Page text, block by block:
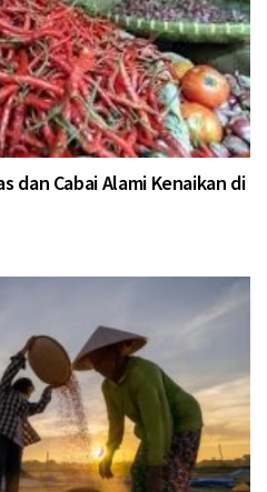
dan Cabai Alami Kenaikan di